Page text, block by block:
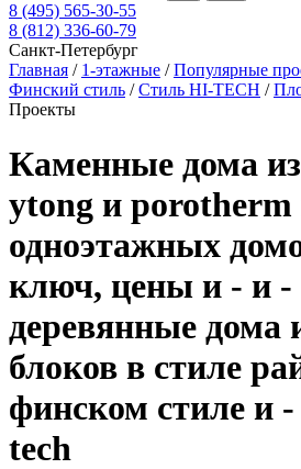
8 (495) 565-30-55
8 (812) 336-60-79
Санкт-Петербург
Главная / 1-этажные /Популярные
Финский стиль /Стиль HI-TECH /
Проекты
Каменные дома
ytong и
одноэтажных
ключ, цены и - и -
деревянные дома
блоков в стиле
финском стиле и
tech